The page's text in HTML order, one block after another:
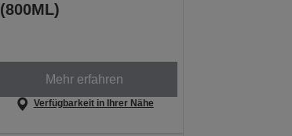
(800ML)
Mehr erfahren
Verfügbarkeit in Ihrer Nähe